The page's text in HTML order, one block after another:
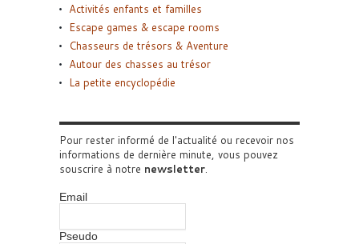
Activités enfants et familles
Escape games & escape rooms
Chasseurs de trésors & Aventure
Autour des chasses au trésor
La petite encyclopédie
Pour rester informé de l'actualité ou recevoir nos
informations de dernière minute, vous pouvez
souscrire à notre newsletter.
Email
Pseudo